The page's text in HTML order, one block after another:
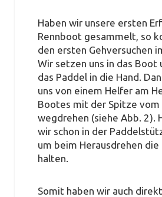
Haben wir unsere ersten
Rennboot gesammelt, so
den ersten Gehversuchen
Wir setzen uns in das Boot
das Paddel in die Hand.
uns von einem Helfer am
Bootes mit der Spitze vom
wegdrehen (siehe Abb. 2).
wir schon in der
um beim Herausdrehen die
halten.
Somit haben wir auch